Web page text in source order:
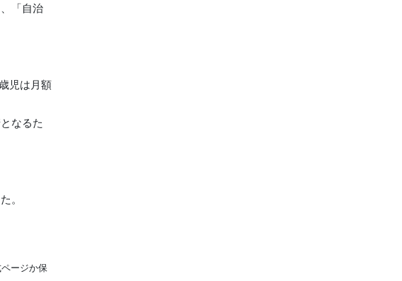
「自治
児は月額
なるた
。
ージか保